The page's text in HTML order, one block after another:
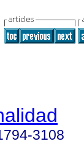
3108